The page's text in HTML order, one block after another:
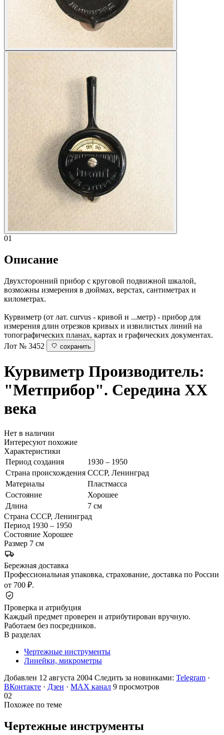
01
Описание
Двухсторонний прибор с круговой подвижной шкалой,
возможны измерения в дюймах, верстах, сантиметрах и
километрах.
Курвиметр (от лат. curvus - кривой и ...метр) - прибор для
измерения длин отрезков кривых и извилистых линий на
топографических планах, картах и графических документах.
Лот № 3452
сохранить
Курвиметр Производитель:
"Метприбор". Середина ХХ
века
Нет в наличии
Интересуют похожие
Характеристики
Период создания
1930 – 1950
Страна происхождения СССР, Ленинград
Материалы
Пластмасса
Состояние
Хорошее
Длина
7 см
Страна СССР, Ленинград
Период 1930 – 1950
Состояние Хорошее
Размер 7 см
Бережная доставка
Профессиональная упаковка, страхование, доставка по России
от 700 ₽.
Проверка и атрибуция
Каждый предмет проверен и атрибутирован вручную.
Работаем без посредников.
В разделах
Чертежные инструменты
Линейки, микрометры
Добавлен 12 августа 2004 Следить за новинками: Telegram ·
ВКонтакте · Дзен · MAX канал 9 просмотров
02
Похожее по теме
Чертежные инструменты